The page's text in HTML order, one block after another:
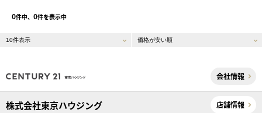
0件中、 0件を表示中
会社情報
株式会社東京ハウジング 店舗情報